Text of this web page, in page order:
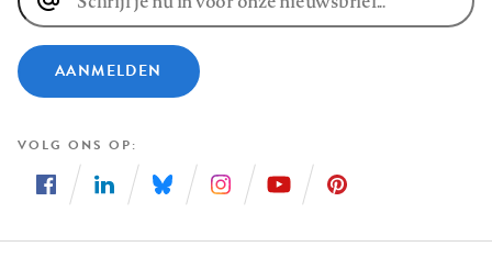
E-
mailadres
AANMELDEN
VOLG ONS OP
ons
ons
ons
ons
ons
ons